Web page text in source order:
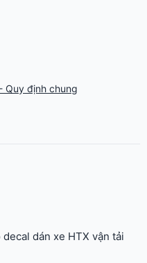
xe Barri Ann Travel